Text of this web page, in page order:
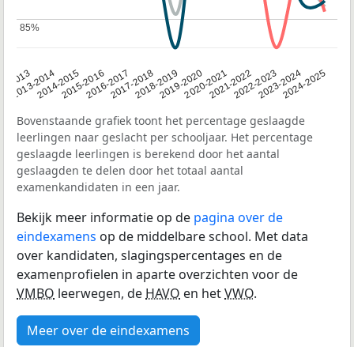
2013
2013-2014
2014-20152015-20162016-20172017-20182018-20192019-20202020-20212021-20222022-20232023-20242024-2025
85%
85%
Bovenstaande grafiek toont het percentage geslaagde
leerlingen naar geslacht per schooljaar. Het percentage
geslaagde leerlingen is berekend door het aantal
geslaagden te delen door het totaal aantal
examenkandidaten in een jaar.
Bekijk meer informatie op de pagina over de
eindexamens op de middelbare school. Met data
over kandidaten, slagingspercentages en de
examenprofielen in aparte overzichten voor de
VMBO leerwegen, de HAVO en hetVWO.
Meer over de eindexamens